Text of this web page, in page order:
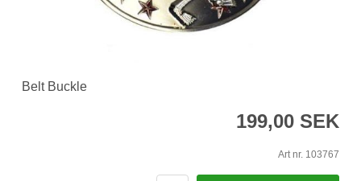
Belt Buckle
199,00 SEK
Art nr. 103767